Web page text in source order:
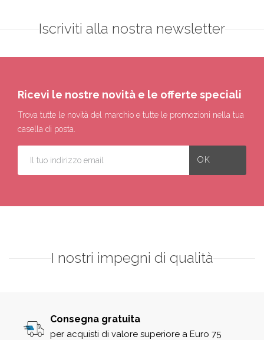
Iscriviti alla nostra newsletter
Ricevi le nostre novità e le offerte speciali
Trova tutte le novità del marchio e tutte le promozioni nella tua
casella di posta.
I nostri impegni di qualità
Consegna gratuita
per acquisti di valore superiore a Euro 75